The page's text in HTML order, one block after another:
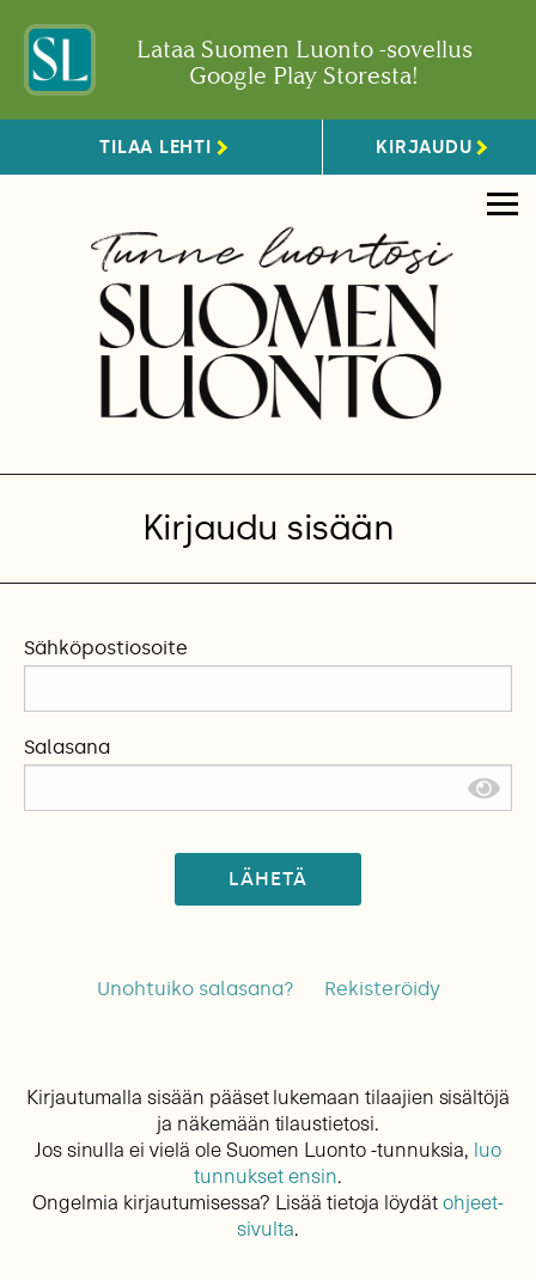
Lataa Suomen Luonto -sovellus
Google Play Storesta!
TILAA LEHTI KIRJAUDU
Kirjaudu sisään
Sähköpostiosoite
Salasana
LÄHETÄ
Unohtuiko salasana? Rekisteröidy
Kirjautumalla sisään pääset lukemaan tilaajien sisältöjä
ja näkemään tilaustietosi.
Jos sinulla ei vielä ole Suomen Luonto -tunnuksia, luo
tunnukset ensin.
Ongelmia kirjautumisessa? Lisää tietoja löydätohjeet-
sivulta.